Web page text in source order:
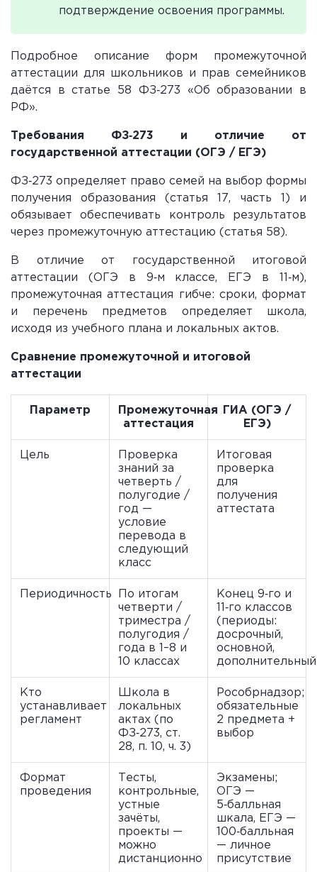
подтверждение освоения программы.
Подробное описание форм промежуточной
аттестации для школьников и прав семейников
даётся в статье 58 ФЗ‑273 «Об образовании в
РФ».
Требования ФЗ‑273 и отличие от
государственной аттестации (ОГЭ / ЕГЭ)
ФЗ‑273 определяет право семей на выбор формы
получения образования (статья 17, часть 1) и
обязывает обеспечивать контроль результатов
через промежуточную аттестацию (статья 58).
В отличие от государственной итоговой
аттестации (ОГЭ в 9‑м классе, ЕГЭ в 11‑м),
промежуточная аттестация гибче: сроки, формат
и перечень предметов определяет школа,
исходя из учебного плана и локальных актов.
Сравнение промежуточной и итоговой
аттестации
Параметр
Промежуточная
аттестация
ГИА (ОГЭ /
ЕГЭ)
Цель
Проверка
знаний за
четверть /
полугодие /
год —
условие
перевода в
следующий
класс
Итоговая
проверка
для
получения
аттестата
Периодичность
По итогам
четверти /
триместра /
полугодия /
года в 1–8 и
10 классах
Конец 9‑го и
11‑го классов
(периоды:
досрочный,
основной,
Кто
устанавливает
регламент
Школа в
локальных
актах (по
ФЗ‑273, ст.
28, п. 10, ч. 3)
Рособрнадзор;
обязательные
2 предмета +
выбор
Формат
проведения
Тесты,
контрольные,
устные
зачёты,
проекты —
можно
дистанционно
Экзамены;
ОГЭ —
5‑балльная
шкала, ЕГЭ —
100‑балльная
— личное
присутствие